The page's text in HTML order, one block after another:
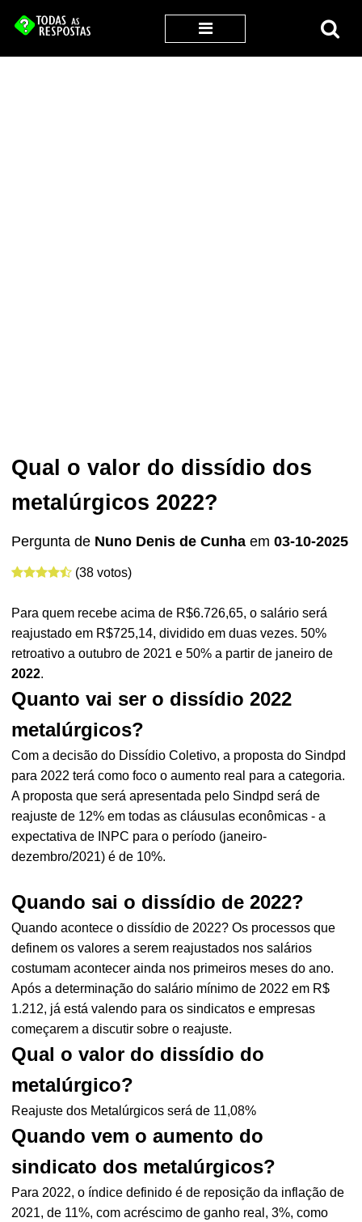
Qual o valor do dissídio dos
metalúrgicos 2022?
Pergunta de Nuno Denis de Cunha em03-10-2025
(38 votos)
Para quem recebe acima de R$6.726,65, o salário será
reajustado em R$725,14, dividido em duas vezes. 50%
retroativo a outubro de 2021 e 50% a partir de janeiro de
2022.
Quanto vai ser o dissídio 2022
metalúrgicos?
Com a decisão do Dissídio Coletivo, a proposta do Sindpd
para 2022 terá como foco o aumento real para a categoria.
A proposta que será apresentada pelo Sindpd será de
reajuste de 12% em todas as cláusulas econômicas - a
expectativa de INPC para o período (janeiro-
dezembro/2021) é de 10%.
Quando sai o dissídio de 2022?
Quando acontece o dissídio de 2022? Os processos que
definem os valores a serem reajustados nos salários
costumam acontecer ainda nos primeiros meses do ano.
Após a determinação do salário mínimo de 2022 em R$
1.212, já está valendo para os sindicatos e empresas
começarem a discutir sobre o reajuste.
Qual o valor do dissídio do
metalúrgico?
Reajuste dos Metalúrgicos será de 11,08%
Quando vem o aumento do
sindicato dos metalúrgicos?
Para 2022, o índice definido é de reposição da inflação de
2021, de 11%, com acréscimo de ganho real, 3%, como